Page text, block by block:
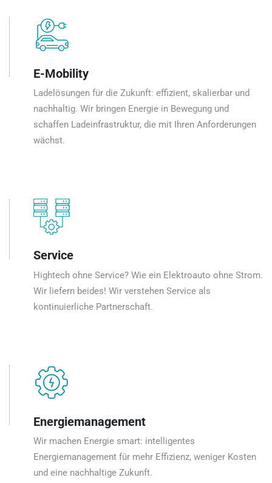
E-Mobility
Ladelösungen für die Zukunft: effizient, skalierbar und
nachhaltig. Wir bringen Energie in Bewegung und
schaffen Ladeinfrastruktur, die mit Ihren Anforderungen
wächst.
Service
Hightech ohne Service? Wie ein Elektroauto ohne Strom.
Wir liefern beides! Wir verstehen Service als
kontinuierliche Partnerschaft.
Energiemanagement
Wir machen Energie smart: intelligentes
Energiemanagement für mehr Effizienz, weniger Kosten
und eine nachhaltige Zukunft.